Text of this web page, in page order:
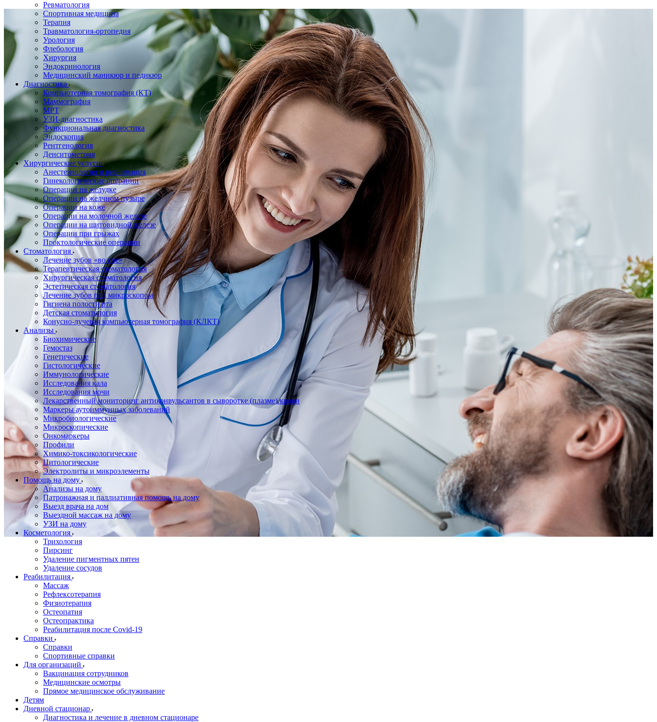
Ревматология
Спортивная медицина
Терапия
Травматология-ортопедия
Урология
Флебология
Хирургия
Эндокринология
Медицинский маникюр и педикюр
Диагностика
Компьютерная томография (КТ)
Маммография
МРТ
УЗИ-диагностика
Функциональная диагностика
Эндоскопия
Рентгенология
Денситометрия
Хирургические услуги
Анестезиология и реанимация
Гинекологические операции
Операции на желудке
Операции на желчном пузыре
Операции на коже
Операции на молочной железе
Операции на щитовидной железе
Операции при грыжах
Проктологические операции
Стоматология
Лечение зубов «во сне»
Терапевтическая стоматология
Хирургическая стоматология
Эстетическая стоматология
Лечение зубов под микроскопом
Гигиена полости рта
Детская стоматология
Конусно-лучевая компьютерная томография (КЛКТ)
Анализы
Биохимические
Гемостаз
Генетические
Гистологические
Иммунологические
Исследования кала
Исследования мочи
Лекарственный мониторинг антиконвульсантов в сыворотке (плазме) крови
Маркеры аутоиммунных заболеваний
Микробиологические
Микроскопические
Онкомаркеры
Профили
Химико-токсикологические
Цитологические
Электролиты и микроэлементы
Помощь на дому
Анализы на дому
Патронажная и паллиативная помощь на дому
Выезд врача на дом
Выездной массаж на дому
УЗИ на дому
Косметология
Трихология
Пирсинг
Удаление пигментных пятен
Удаление сосудов
Реабилитация
Массаж
Рефлексотерапия
Физиотерапия
Остеопатия
Остеопрактика
Реабилитация после Covid-19
Справки
Справки
Спортивные справки
Для организаций
Вакцинация сотрудников
Медицинские осмотры
Прямое медицинское обслуживание
Детям
Дневной стационар
Диагностика и лечение в дневном стационаре